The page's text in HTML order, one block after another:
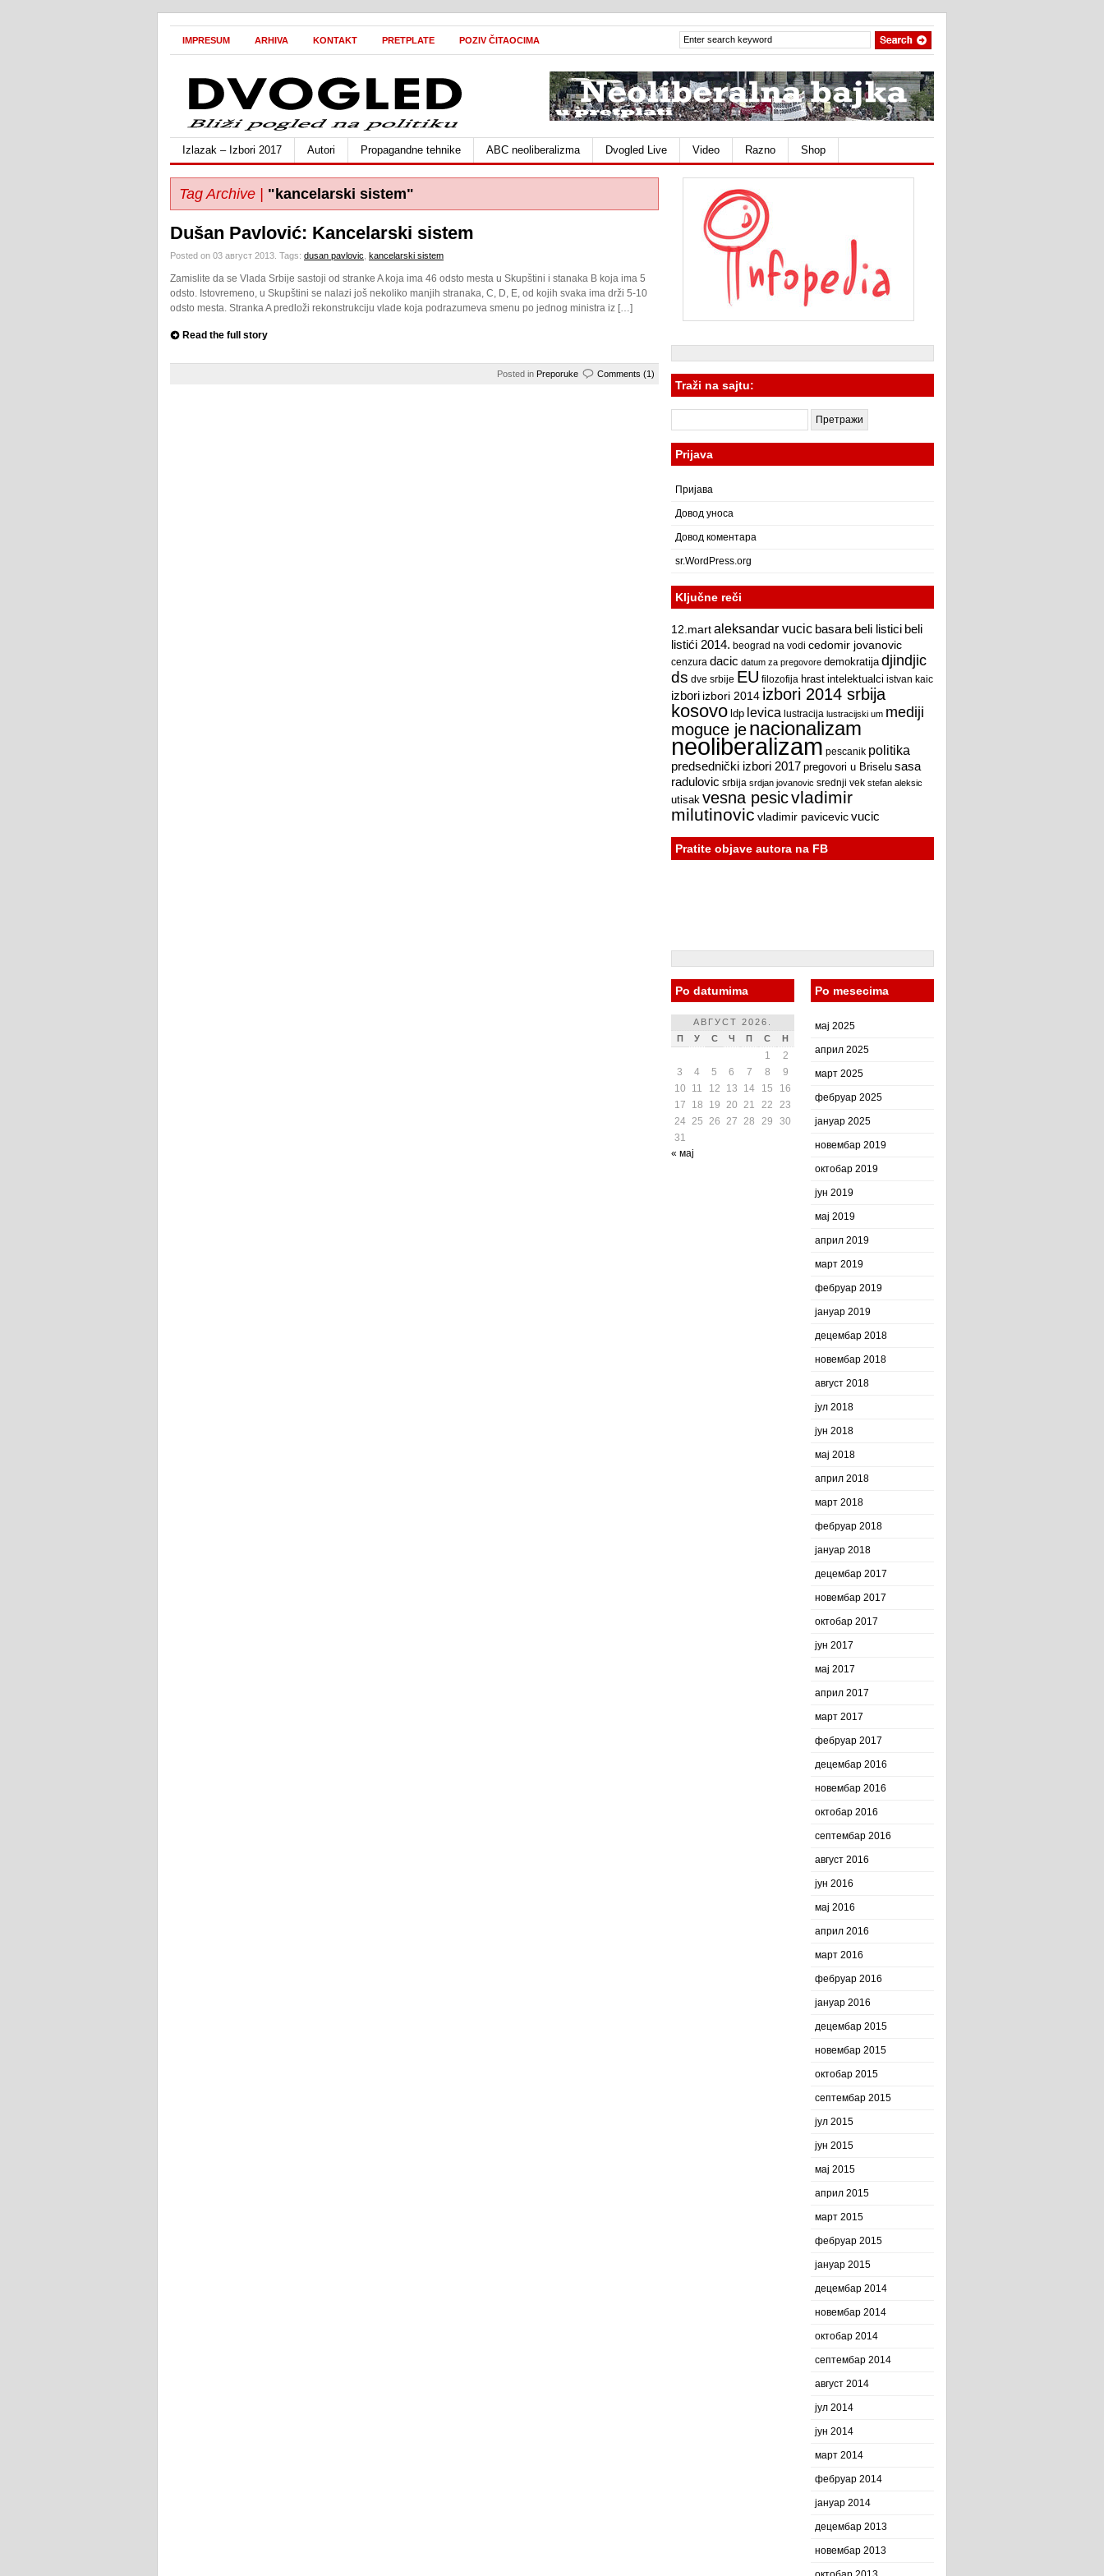
IMPRESUM ARHIVA KONTAKT PRETPLATE POZIV ČITAOCIMA
Izlazak – Izbori 2017 Autori Propagandne tehnike ABC neoliberalizma Dvogled Live Video Razno Shop
Tag Archive | "kancelarski sistem"
Dušan Pavlović: Kancelarski sistem
Posted on 03 август 2013. Tags: dusan pavlovic kancelarski sistem
Zamislite da se Vlada Srbije sastoji od stranke A koja ima 46 odsto mesta u Skupštini i stanaka B koja ima 5
odsto. Istovremeno, u Skupštini se nalazi još nekoliko manjih stranaka, C, D, E, od kojih svaka ima drži 5-10
odsto mesta. Stranka A predloži rekonstrukciju vlade koja podrazumeva smenu po jednog ministra iz […]
Read the full story
Posted in Preporuke Comments (1)
Traži na sajtu:
за:
Prijava
Пријава
Довод уноса
Довод коментара
sr.WordPress.org
Ključne reči
12.martaleksandar vucic basara beli listici beli
listići 2014. beograd na vodi cedomir jovanovic
cenzura dacic datum za pregovore demokratija djindjic
ds dve srbije EU filozofija hrast intelektualci istvan kaic
izbori izbori 2014 izbori 2014 srbija
kosovo ldp levica lustracija lustracijski um mediji
moguce jenacionalizam
neoliberalizam pescanik politika
predsednički izbori 2017 pregovori u Briselu sasa
radulovic srbija srdjan jovanovic srednji vek stefan aleksic
utisak vesna pesicvladimir
milutinovic vladimir pavicevicvucic
Pratite objave autora na FB
Po datumima
АВГУСТ 2026.
П
У С Ч П С Н
1
2
3
4 5 6 7 8
9
10
11 12 13 14 15
16
17
18 19 20 21 22
23
24 25 26 27 28 29
30
31
« мај
Po mesecima
мај 2025
април 2025
март 2025
фебруар 2025
јануар 2025
новембар 2019
октобар 2019
јун 2019
мај 2019
април 2019
март 2019
фебруар 2019
јануар 2019
децембар 2018
новембар 2018
август 2018
јул 2018
јун 2018
мај 2018
април 2018
март 2018
фебруар 2018
јануар 2018
децембар 2017
новембар 2017
октобар 2017
јун 2017
мај 2017
април 2017
март 2017
фебруар 2017
децембар 2016
новембар 2016
октобар 2016
септембар 2016
август 2016
јун 2016
мај 2016
април 2016
март 2016
фебруар 2016
јануар 2016
децембар 2015
новембар 2015
октобар 2015
септембар 2015
јул 2015
јун 2015
мај 2015
април 2015
март 2015
фебруар 2015
јануар 2015
децембар 2014
новембар 2014
октобар 2014
септембар 2014
август 2014
јул 2014
јун 2014
март 2014
фебруар 2014
јануар 2014
децембар 2013
новембар 2013